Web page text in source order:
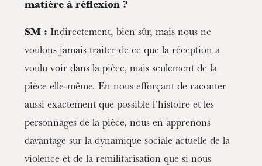
matière à réflexion ?
SM : Indirectement, bien sûr, mais nous ne
voulons jamais traiter de ce que la réception a
voulu voir dans la pièce, mais seulement de la
pièce elle-même. En nous efforçant de raconter
aussi exactement que possible l’histoire et les
personnages de la pièce, nous en apprenons
davantage sur la dynamique sociale actuelle de la
violence et de la remilitarisation que si nous